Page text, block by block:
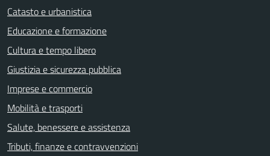
Catasto e urbanistica
Educazione e formazione
Cultura e tempo libero
Giustizia e sicurezza pubblica
Imprese e commercio
Mobilità e trasporti
Salute, benessere e assistenza
Tributi, finanze e contravvenzioni